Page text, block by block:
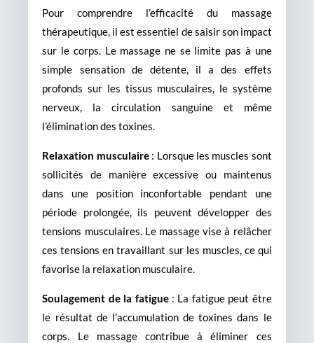
Pour comprendre l’efficacité du massage
thérapeutique, il est essentiel de saisir son impact
sur le corps. Le massage ne se limite pas à une
simple sensation de détente, il a des effets
profonds sur les tissus musculaires, le système
nerveux, la circulation sanguine et même
l’élimination des toxines.
Relaxation musculaire: Lorsque les muscles sont
sollicités de manière excessive ou maintenus
dans une position inconfortable pendant une
période prolongée, ils peuvent développer des
tensions musculaires. Le massage vise à relâcher
ces tensions en travaillant sur les muscles, ce qui
favorise la relaxation musculaire.
Soulagement de la fatigue: La fatigue peut être
le résultat de l’accumulation de toxines dans le
corps. Le massage contribue à éliminer ces